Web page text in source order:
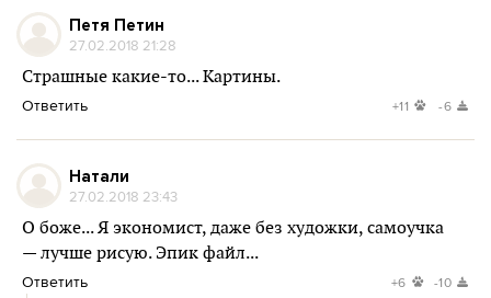
Петя Петин
27.02.2018 21:28
Страшные какие-то... Картины.
Ответить +11 -6
Натали
27.02.2018 23:43
О боже... Я экономист, даже без художки, самоучка
— лучше рисую. Эпик файл...
Ответить +6 -10